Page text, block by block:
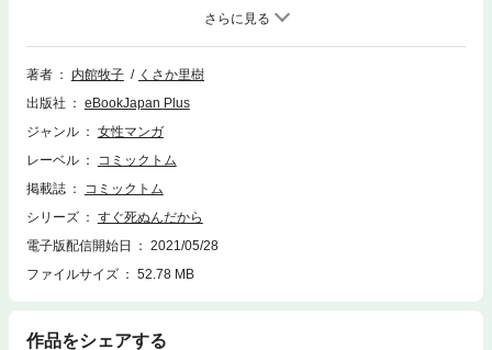
然奈落の底に突き落とす衝撃の事実が……。傘寿間近にして若くオシャレ
なハナの波乱に満ちた「終活」ストーリー、ここに開幕──!!!
著者 内館牧子
くさか里樹
出版社
eBookJapan Plus
ジャンル
女性マンガ
レーベル
コミックトム
掲載誌
コミックトム
シリーズ
すぐ死ぬんだから
電子版配信開始日
2021/05/28
ファイルサイズ
52.78 MB
作品をシェアする